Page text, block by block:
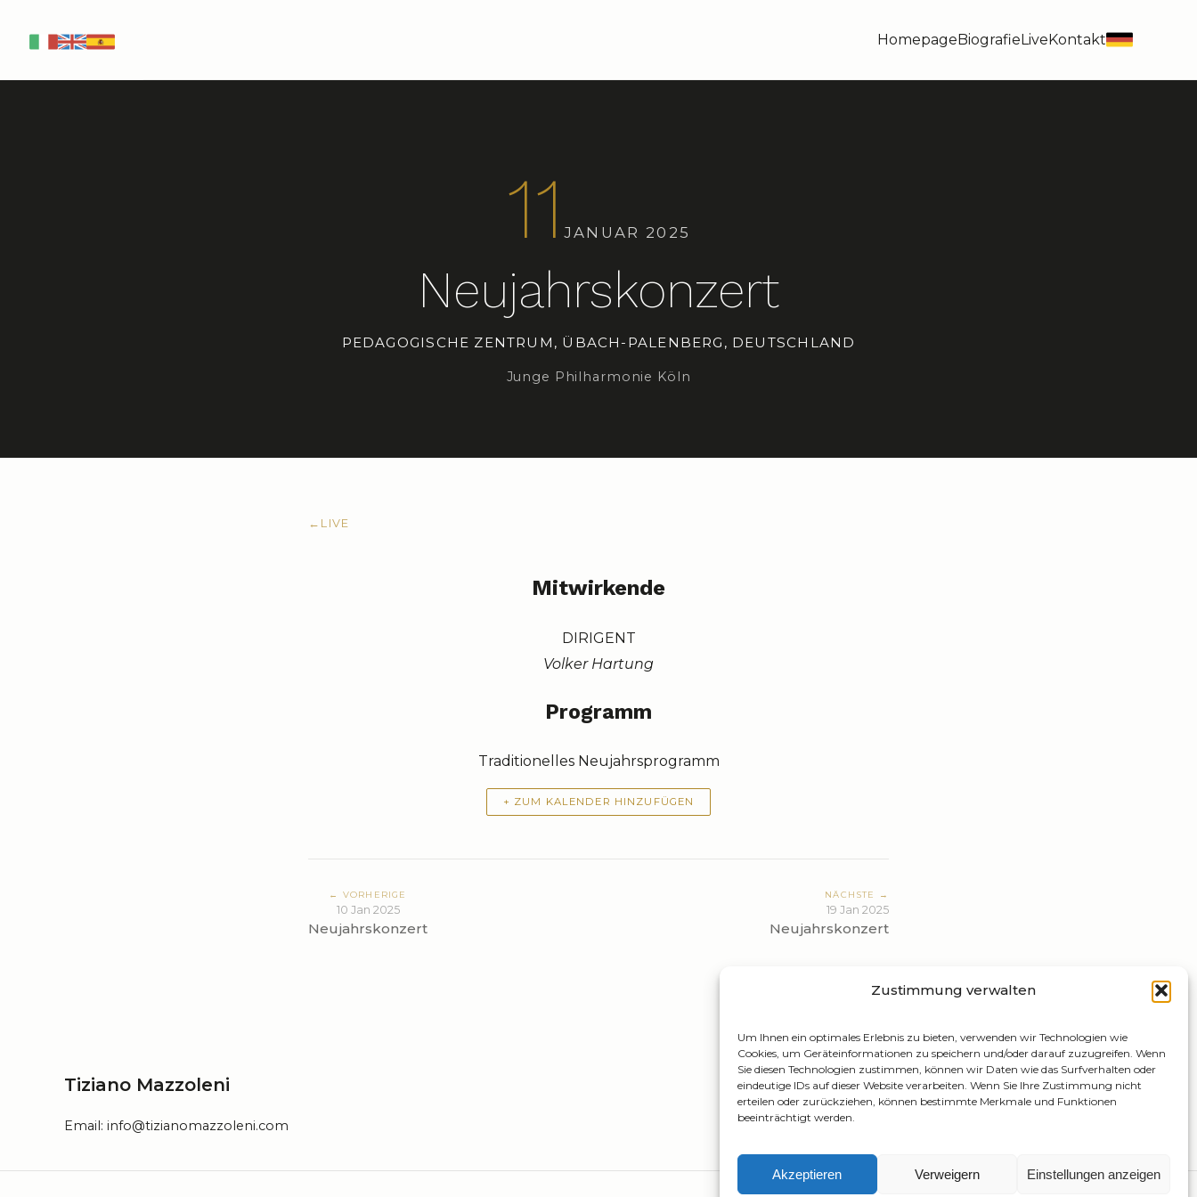
Zustimmung verwalten
Um Ihnen ein optimales Erlebnis zu bieten, verwenden wir Technologien wie
Cookies, um Geräteinformationen zu speichern und/oder darauf zuzugreifen. Wenn
Sie diesen Technologien zustimmen, können wir Daten wie das Surfverhalten oder
eindeutige IDs auf dieser Website verarbeiten. Wenn Sie Ihre Zustimmung nicht
erteilen oder zurückziehen, können bestimmte Merkmale und Funktionen
beeinträchtigt werden.
Akzeptieren Verweigern Einstellungen anzeigen
HomepageBiografieLiveKontakt de
EN ES
11 JANUAR 2025
Neujahrskonzert
PEDAGOGISCHE ZENTRUM, ÜBACH-PALENBERG, DEUTSCHLAND
Junge Philharmonie Köln
← LIVE
Mitwirkende
DIRIGENT
Volker Hartung
Programm
Traditionelles Neujahrsprogramm
+ ZUM KALENDER HINZUFÜGEN
← VORHERIGE
10 Jan 2025
Neujahrskonzert
NÄCHSTE →
19 Jan 2025
Neujahrskonzert
Tiziano Mazzoleni
Email: info@tizianomazzoleni.com